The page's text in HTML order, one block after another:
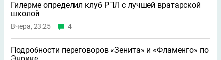
Гилерме определил клуб РПЛ с лучшей вратарской
школой
Вчера, 23:25 4
Подробности переговоров «Зенита» и «Фламенго» по